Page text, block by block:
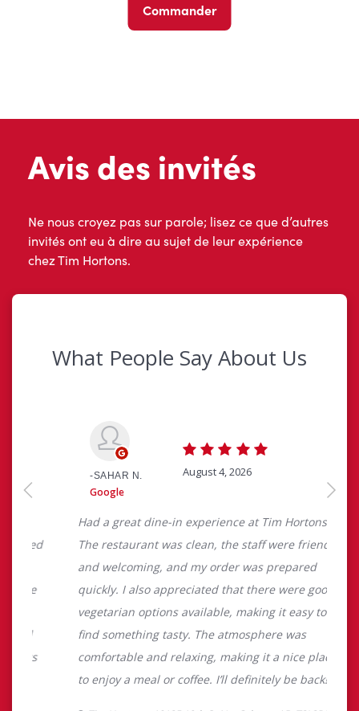
Commander
Avis des invités
Ne nous croyez pas sur parole; lisez ce que d’autres
invités ont eu à dire au sujet de leur expérience
chez Tim Hortons.